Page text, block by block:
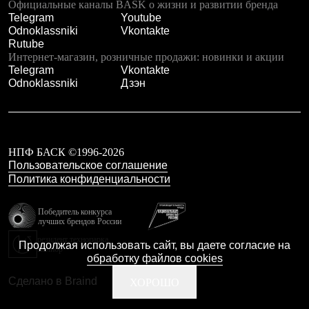
Рубашки
Футболки
Толстовки
Брюки
Термобелье
Теплое термобелье
Среднее термобелье
Флисовая одежда
Детская одежда
Утепленная пухом
Комбинезоны
Брюки
Утепленная синтетикой
Куртки
Футболки
Официальные каналы BASK о жизни и развитии бренда
Telegram
Youtube
Odnoklassniki
Vkontakte
Rutube
Интернет-магазин, розничные продажи: новинки и акции
Telegram
Vkontakte
Odnoklassniki
Дзэн
НПФ БАСК ©1996-2026
Пользовательское соглашение
Политика конфиденциальности
Победитель конкурса
лучших брендов России
Калибр
Сделано в Braind
Продолжая использовать сайт, вы даете согласие на
обработку файлов cookies